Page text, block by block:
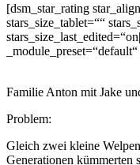
[dsm_star_rating
stars_size_tablet=““
Familie Anton mit Jake
Problem:
Gleich zwei kleine
Generationen